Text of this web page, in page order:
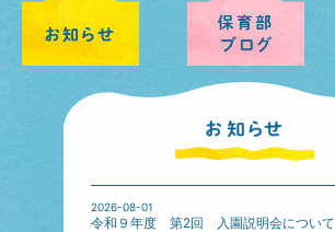
2026-08-01
令和９年度 第2回 入園説明会について